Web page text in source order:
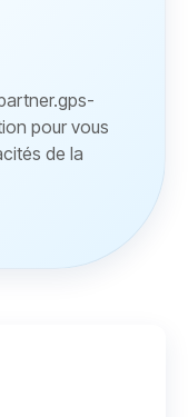
pour vous
de la